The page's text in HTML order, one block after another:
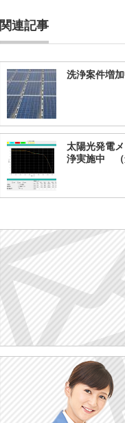
関連記事
洗浄案件増
太陽光発電
浄実施中 （